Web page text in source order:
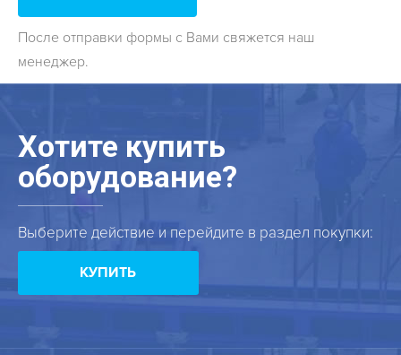
После отправки формы с Вами свяжется наш
менеджер.
Хотите купить
оборудование?
Выберите действие и перейдите в раздел покупки:
КУПИТЬ